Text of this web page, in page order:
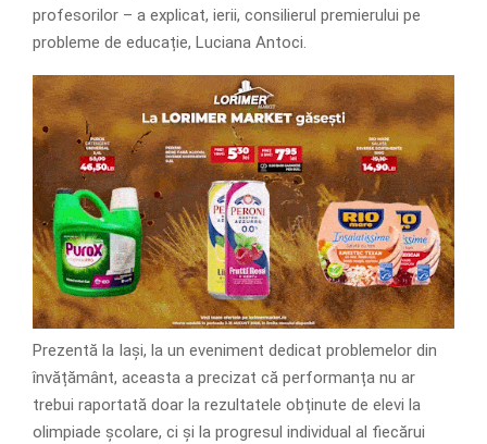
profesorilor – a explicat, ierii, consilierul premierului pe
probleme de educație, Luciana Antoci.
Prezentă la Iași, la un eveniment dedicat problemelor din
învățământ, aceasta a precizat că performanța nu ar
trebui raportată doar la rezultatele obținute de elevi la
olimpiade școlare, ci și la progresul individual al fiecărui